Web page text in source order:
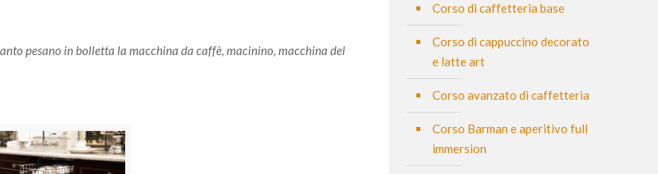
pesano in bolletta la macchina da caffè, macinino, macchina del
Corso di caffetteria base
Corso di cappuccino decorato
e latte art
Corso avanzato di caffetteria
Corso Barman e aperitivo full
immersion